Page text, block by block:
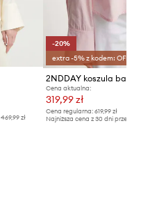
469,99 zł
-20%
extra -5% z kodem: OFF*
Cena aktualna:
319,99 zł
Cena regularna: 619,99 zł
Najniższa cena z 30 dni przed obniżką: